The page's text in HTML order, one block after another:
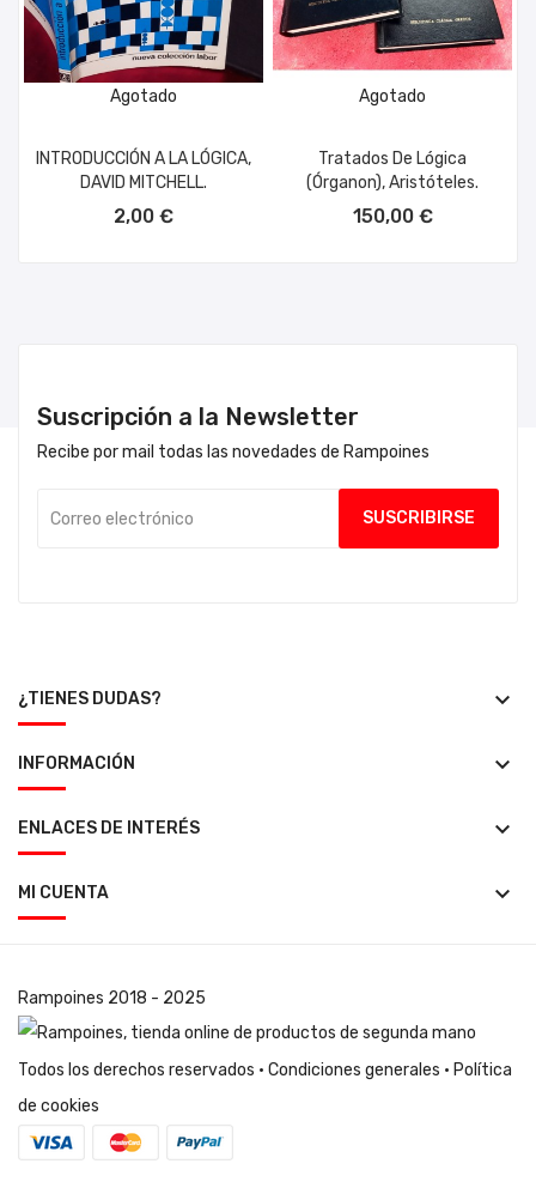
Agotado
INTRODUCCIÓN A LA LÓGICA,
DAVID MITCHELL.
2,00 €
Agotado
Tratados De Lógica
(Órganon), Aristóteles.
150,00 €
Suscripción a la Newsletter
Recibe por mail todas las novedades de Rampoines
¿TIENES DUDAS? keyboard_arrow_down
INFORMACIÓN keyboard_arrow_down
ENLACES DE INTERÉS keyboard_arrow_down
MI CUENTA keyboard_arrow_down
Rampoines 2018 - 2025
Todos los derechos reservados · Condiciones generales · Política
de cookies